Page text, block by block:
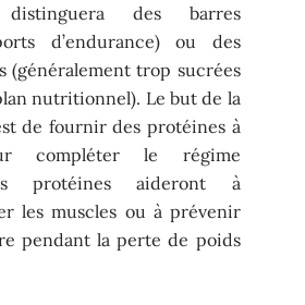
des barres
d’endurance) ou des
(généralement trop sucrées
nutritionnel). Le but de la
de fournir des protéines à
compléter le régime
protéines aideront à
les muscles ou à prévenir
pendant la perte de poids